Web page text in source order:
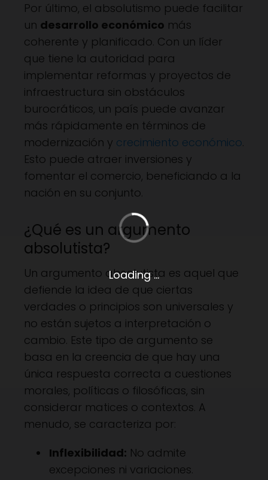
Por último, el absolutismo puede facilitar
un desarrollo económico más
coherente y planificado. Con un líder
que tiene la autoridad para
implementar reformas y proyectos de
infraestructura sin obstáculos
burocráticos, un país puede avanzar
más rápidamente en términos de
modernización y crecimiento económico.
Esto puede atraer inversiones y
fomentar el comercio, beneficiando a la
nación en su conjunto.
¿Qué es un argumento
absolutista?
Un argumento absolutista es aquel que
defiende la idea de que ciertas
verdades o principios son universales y
no están sujetos a interpretación o
cambio. Este tipo de argumento se
basa en la creencia de que hay una
única respuesta correcta a cuestiones
morales, políticas o filosóficas, sin
considerar matices o contextos. A
menudo, se caracteriza por:
Inflexibilidad: No admite
excepciones ni variaciones.
Loading ...